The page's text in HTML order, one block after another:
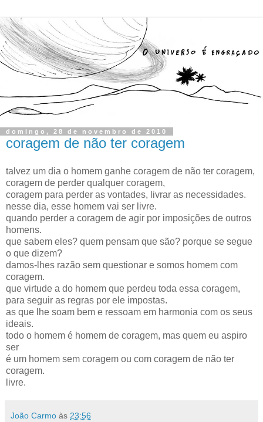
domingo, 28 de novembro de 2010
coragem de não ter coragem
talvez um dia o homem ganhe coragem de não ter coragem,
coragem de perder qualquer coragem,
coragem para perder as vontades, livrar as necessidades.
nesse dia, esse homem vai ser livre.
quando perder a coragem de agir por imposições de outros
homens.
que sabem eles? quem pensam que são? porque se segue
o que dizem?
damos-lhes razão sem questionar e somos homem com
coragem.
que virtude a do homem que perdeu toda essa coragem,
para seguir as regras por ele impostas.
as que lhe soam bem e ressoam em harmonia com os seus
ideais.
todo o homem é homem de coragem, mas quem eu aspiro
ser
é um homem sem coragem ou com coragem de não ter
coragem.
livre.
João Carmo às 23:56